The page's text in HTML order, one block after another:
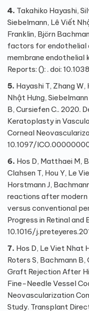
4. Takahiko Hayashi,
Siebelmann, Lê Viết
Franklin, Björn
factors for endothelial
membrane endothelial
Reports: (): . doi:
5. Hayashi T, Zhang
Nhật Hưng,
B, Cursiefen C.. 2020.
Keratoplasty in
Corneal
10.1097/
6. Hos D, Matthaei M,
Clahsen T, Hou Y, Le
Horstmann J,
reactions after modern
versus conventional
Progress in Retinal and
10.1016/
7. Hos D, Le Viet Nhat
Roters S, Bachmann B,
Graft Rejection After
Fine-Needle Vessel
Neovascularization
Study. Transplant